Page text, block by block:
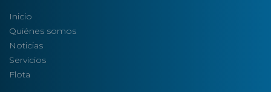
Inicio
Quiénes somos
Noticias
Servicios
Flota